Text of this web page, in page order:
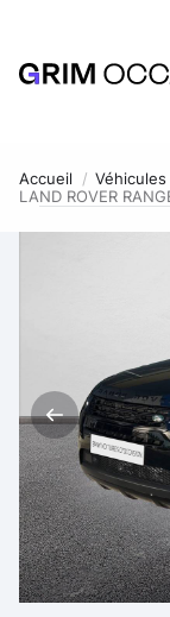
Accueil Véhicules
LAND ROVER